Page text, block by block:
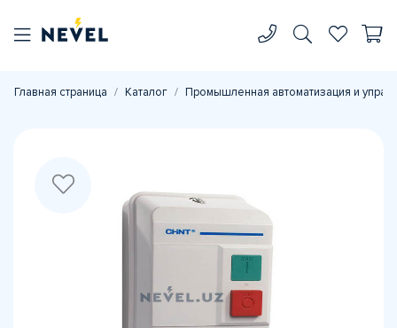
Главная страница Каталог Промышленная автоматизация и